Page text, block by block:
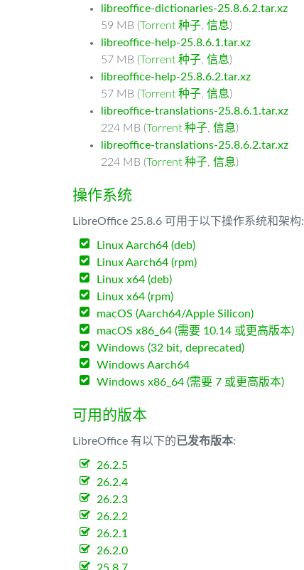
libreoffice-dictionaries-25.8.6.2.tar.xz
59 MB (Torrent 种子, 信息)
libreoffice-help-25.8.6.1.tar.xz
57 MB (Torrent 种子, 信息)
libreoffice-help-25.8.6.2.tar.xz
57 MB (Torrent 种子, 信息)
libreoffice-translations-25.8.6.1.tar.xz
224 MB (Torrent 种子, 信息)
libreoffice-translations-25.8.6.2.tar.xz
224 MB (Torrent 种子, 信息)
操作系统
LibreOffice 25.8.6 可用于以下操作系统和架构:
Linux Aarch64 (deb)
Linux Aarch64 (rpm)
Linux x64 (deb)
Linux x64 (rpm)
macOS (Aarch64/Apple Silicon)
macOS x86_64 (需要 10.14 或更高版本)
Windows (32 bit, deprecated)
Windows Aarch64
Windows x86_64 (需要 7 或更高版本)
可用的版本
LibreOffice 有以下的已发布版本:
26.2.5
26.2.4
26.2.3
26.2.2
26.2.1
26.2.0